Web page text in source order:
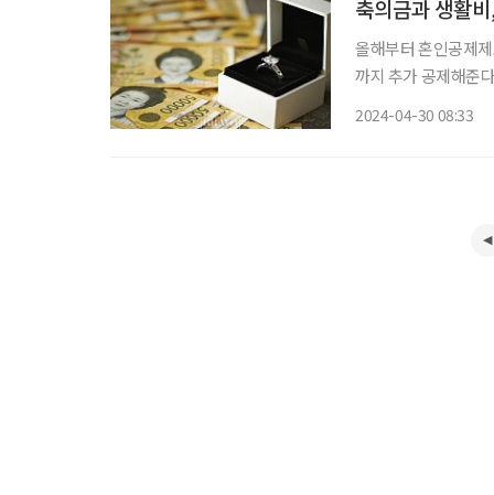
축의금과 생활
올해부터 혼인공제
까지 추가 공제해준
2024-04-30 08:33